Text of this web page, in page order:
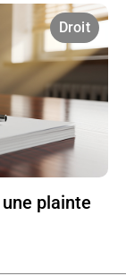
Droit
plainte